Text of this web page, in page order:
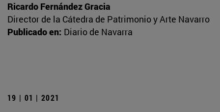
Ricardo Fernández Gracia
Director de la Cátedra de Patrimonio y Arte Navarro
Publicado en: Diario de Navarra
19 | 01 | 2021